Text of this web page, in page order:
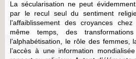
La sécularisation ne peut
par le recul seul du sentiment
l’affaiblissement des croyances
même temps, des
l’alphabétisation, le rôle des femmes,
l’accès à une information mondialisée